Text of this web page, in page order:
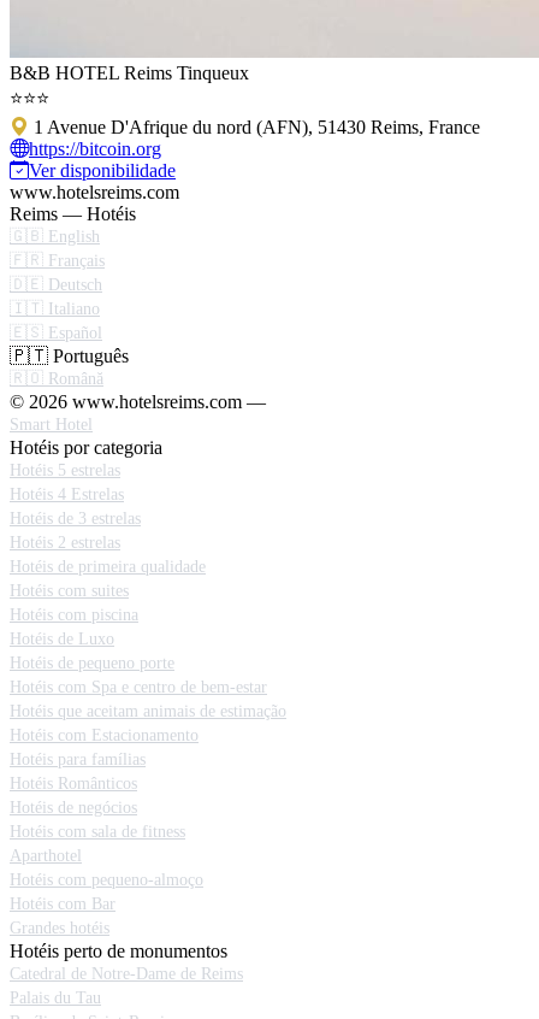
B&B HOTEL Reims Tinqueux
⭐⭐⭐
1 Avenue D'Afrique du nord (AFN), 51430 Reims, France
https://bitcoin.org
Ver disponibilidade
www.hotelsreims.com
Reims — Hotéis
🇬🇧 English
🇫🇷 Français
🇩🇪 Deutsch
🇮🇹 Italiano
🇪🇸 Español
🇵🇹 Português
🇷🇴 Română
© 2026 www.hotelsreims.com —
Smart Hotel
Hotéis por categoria
Hotéis 5 estrelas
Hotéis 4 Estrelas
Hotéis de 3 estrelas
Hotéis 2 estrelas
Hotéis de primeira qualidade
Hotéis com suites
Hotéis com piscina
Hotéis de Luxo
Hotéis de pequeno porte
Hotéis com Spa e centro de bem-estar
Hotéis que aceitam animais de estimação
Hotéis com Estacionamento
Hotéis para famílias
Hotéis Românticos
Hotéis de negócios
Hotéis com sala de fitness
Aparthotel
Hotéis com pequeno-almoço
Hotéis com Bar
Grandes hotéis
Hotéis perto de monumentos
Catedral de Notre-Dame de Reims
Palais du Tau